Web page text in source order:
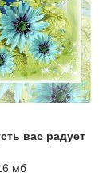
вас радует
мб